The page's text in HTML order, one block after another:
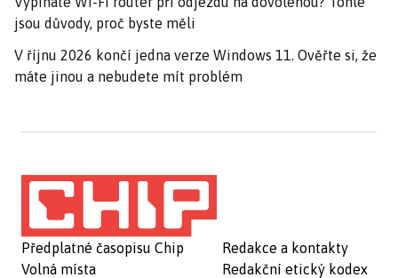
jsou důvody, proč byste měli
V říjnu 2026 končí jedna verze Windows 11. Ověřte si, že
máte jinou a nebudete mít problém
Předplatné časopisu Chip
Volná místa
Redakce a kontakty
Redakční etický kodex